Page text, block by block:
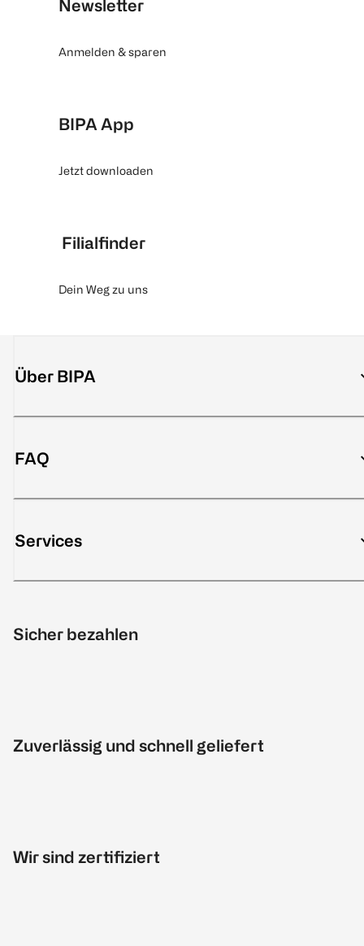
Newsletter
Anmelden & sparen
BIPA App
Jetzt downloaden
Filialfinder
Dein Weg zu uns
Über BIPA
FAQ
Services
Sicher bezahlen
Zuverlässig und schnell geliefert
Wir sind zertifiziert